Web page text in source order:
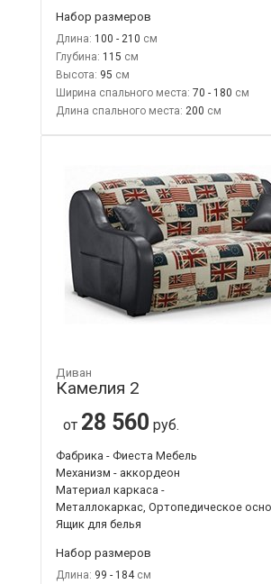
Набор размеров
Длина: 100 - 210
Глубина: 115
Высота: 95
Ширина спального места: 70 - 180
Длина спального места: 200
Диван
Камелия 2
от 28 560 руб.
Фабрика - Фиеста Мебель
Механизм - аккордеон
Материал каркаса -
Металлокаркас, Ортопедическое
Ящик для белья
Набор размеров
Длина: 99 - 184